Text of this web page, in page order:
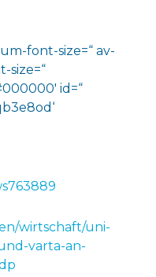
font-size=“ av-
size=“
id=“
wirtschaft/uni-
varta-an-